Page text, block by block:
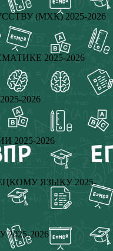
(МХК) 2025-2026
2025-2026
2026
2025-2026
ЯЗЫКУ 2025-
2025-2026